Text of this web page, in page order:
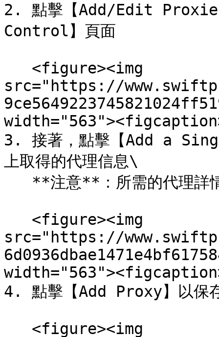
2. 點擊【Add/Edit
Control】頁面
src="https://
3. 接著，點擊【Add a
上取得的代理信息\
src="https://
4. 點擊【Add Proxy】以保